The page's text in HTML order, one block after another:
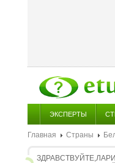
ЭКСПЕРТЫ
Главная Страны